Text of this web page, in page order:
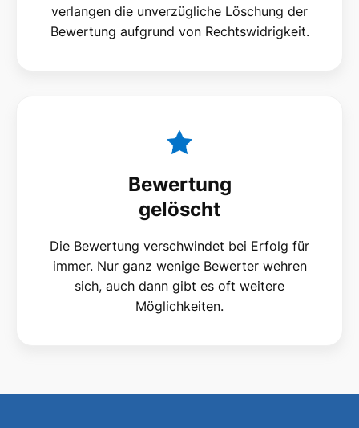
verlangen die unverzügliche Löschung der
Bewertung aufgrund von Rechtswidrigkeit.
Bewertung
gelöscht
Die Bewertung verschwindet bei Erfolg für
immer. Nur ganz wenige Bewerter wehren
sich, auch dann gibt es oft weitere
Möglichkeiten.